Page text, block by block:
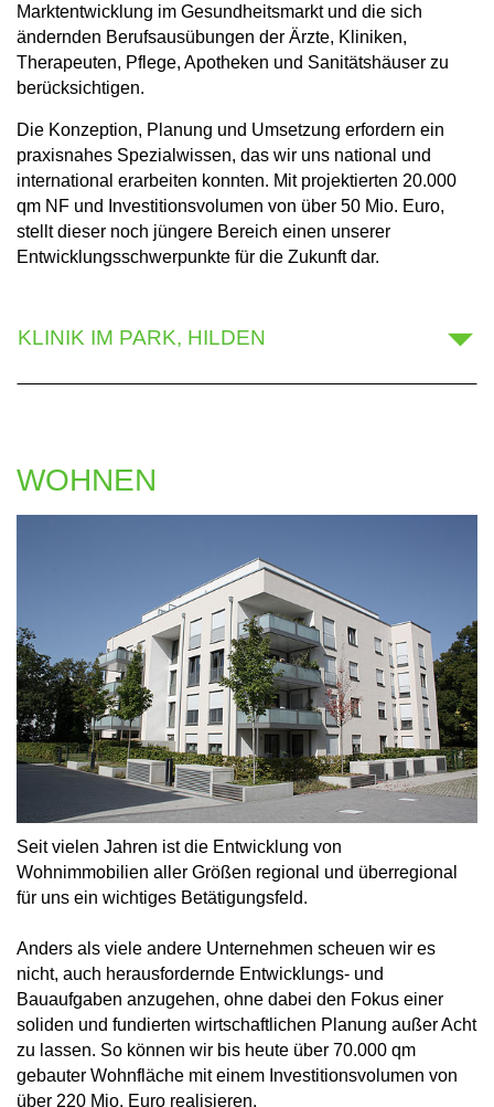
Marktentwicklung im Gesundheitsmarkt und die sich
ändernden Berufsausübungen der Ärzte, Kliniken,
Therapeuten, Pflege, Apotheken und Sanitätshäuser zu
berücksichtigen.
Die Konzeption, Planung und Umsetzung erfordern ein
praxisnahes Spezialwissen, das wir uns national und
international erarbeiten konnten. Mit projektierten 20.000
qm NF und Investitionsvolumen von über 50 Mio. Euro,
stellt dieser noch jüngere Bereich einen unserer
Entwicklungsschwerpunkte für die Zukunft dar.
KLINIK IM PARK, HILDEN
WOHNEN
Seit vielen Jahren ist die Entwicklung von
Wohnimmobilien aller Größen regional und überregional
für uns ein wichtiges Betätigungsfeld.
Anders als viele andere Unternehmen scheuen wir es
nicht, auch herausfordernde Entwicklungs- und
Bauaufgaben anzugehen, ohne dabei den Fokus einer
soliden und fundierten wirtschaftlichen Planung außer Acht
zu lassen. So können wir bis heute über 70.000 qm
gebauter Wohnfläche mit einem Investitionsvolumen von
über 220 Mio. Euro realisieren.